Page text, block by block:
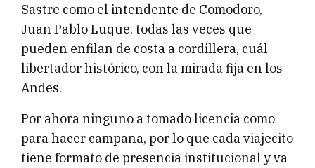
Sastre como el intendente de Comodoro,
Juan Pablo Luque, todas las veces que
pueden enfilan de costa a cordillera, cuál
libertador histórico, con la mirada fija en los
Andes.
Por ahora ninguno a tomado licencia como
para hacer campaña, por lo que cada viajecito
tiene formato de presencia institucional y va